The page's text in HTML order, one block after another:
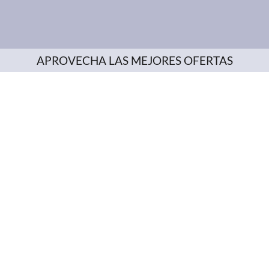
APROVECHA LAS MEJORES OFERTAS